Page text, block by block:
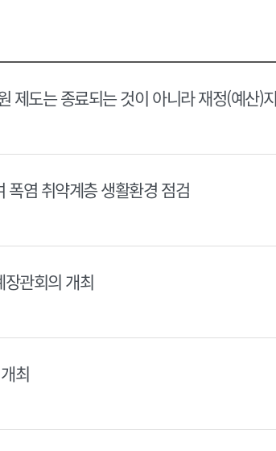
제도는 종료되는 것이 아니라 재정(예산)
폭염 취약계층 생활환경 점검
장관회의 개최
최